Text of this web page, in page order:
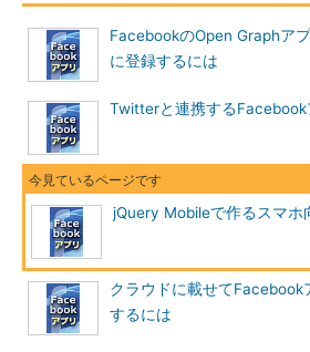
FacebookのOpen Graphア
に登録するには
Twitterと連携するFacebook
jQuery Mobileで作るスマホ
クラウドに載せてFacebook
するには